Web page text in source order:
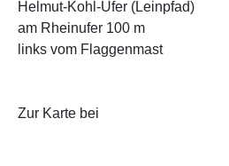
Helmut-Kohl-Ufer (Leinpfad)
am Rheinufer 100 m
links vom Flaggenmast
Zur Karte bei